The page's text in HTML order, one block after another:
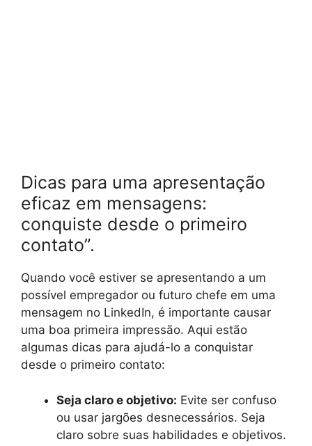
Dicas para uma apresentação
eficaz em mensagens:
conquiste desde o primeiro
contato”.
Quando você estiver se apresentando a um
possível empregador ou futuro chefe em uma
mensagem no LinkedIn, é importante causar
uma boa primeira impressão. Aqui estão
algumas dicas para ajudá-lo a conquistar
desde o primeiro contato:
Seja claro e objetivo: Evite ser confuso
ou usar jargões desnecessários. Seja
claro sobre suas habilidades e objetivos.